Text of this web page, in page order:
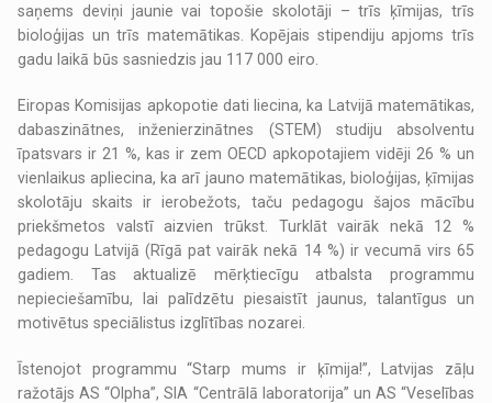
saņems deviņi jaunie vai topošie skolotāji – trīs ķīmijas, trīs
bioloģijas un trīs matemātikas. Kopējais stipendiju apjoms trīs
gadu laikā būs sasniedzis jau 117 000 eiro.
Eiropas Komisijas apkopotie dati liecina, ka Latvijā matemātikas,
dabaszinātnes, inženierzinātnes (STEM) studiju absolventu
īpatsvars ir 21 %, kas ir zem OECD apkopotajiem vidēji 26 % un
vienlaikus apliecina, ka arī jauno matemātikas, bioloģijas, ķīmijas
skolotāju skaits ir ierobežots, taču pedagogu šajos mācību
priekšmetos valstī aizvien trūkst. Turklāt vairāk nekā 12 %
pedagogu Latvijā (Rīgā pat vairāk nekā 14 %) ir vecumā virs 65
gadiem. Tas aktualizē mērķtiecīgu atbalsta programmu
nepieciešamību, lai palīdzētu piesaistīt jaunus, talantīgus un
motivētus speciālistus izglītības nozarei.
Īstenojot programmu “Starp mums ir ķīmija!”, Latvijas zāļu
ražotājs AS “Olpha”, SIA “Centrālā laboratorija” un AS “Veselības